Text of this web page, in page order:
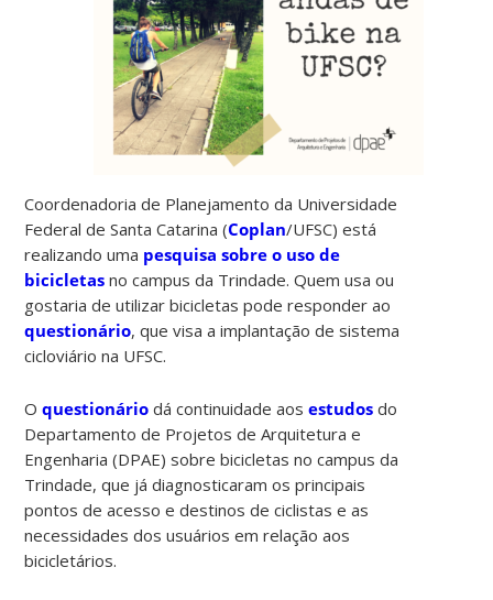
Coordenadoria de Planejamento da Universidade
Federal de Santa Catarina (Coplan/UFSC) está
realizando uma pesquisa sobre o uso de
bicicletas no campus da Trindade. Quem usa ou
gostaria de utilizar bicicletas pode responder ao
questionário, que visa a implantação de sistema
cicloviário na UFSC.
Oquestionário dá continuidade aosestudos do
Departamento de Projetos de Arquitetura e
Engenharia (DPAE) sobre bicicletas no campus da
Trindade, que já diagnosticaram os principais
pontos de acesso e destinos de ciclistas e as
necessidades dos usuários em relação aos
bicicletários.